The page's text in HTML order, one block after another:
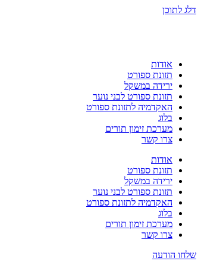
דלג לתוכן
אודות
תזונת ספורט
ירידה במשקל
תזונת ספורט לבני נוער
האקדמיה לתזונת ספורט
בלוג
מערכת זימון תורים
צרו קשר
אודות
תזונת ספורט
ירידה במשקל
תזונת ספורט לבני נוער
האקדמיה לתזונת ספורט
בלוג
מערכת זימון תורים
צרו קשר
שלחו הודעה